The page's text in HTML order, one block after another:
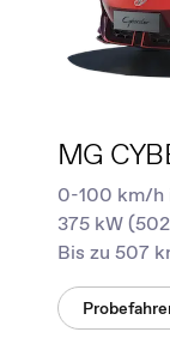
MG
0-100 km/h
375 kW
Bis zu 507